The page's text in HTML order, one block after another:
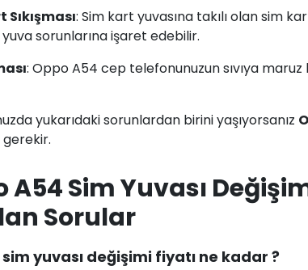
Sıkışması: Sim kart yuvasına takılı olan sim
sorunlarına işaret edebilir.
: Oppo A54 cep telefonunuzun sıvıya maruz
yukarıdaki sorunlardan birini yaşıyorsanız
gerekir.
A54 Sim Yuvası
Sorular
yuvası değişimi fiyatı ne kadar ?